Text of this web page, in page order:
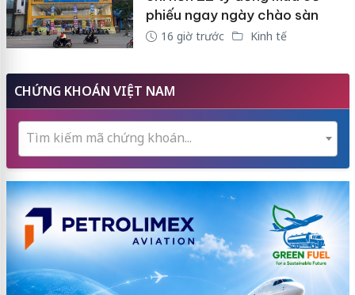
phiếu ngay ngày chào sàn
16 giờ trước Kinh tế
CHỨNG KHOÁN VIỆT NAM
Tìm kiếm mã chứng khoán...